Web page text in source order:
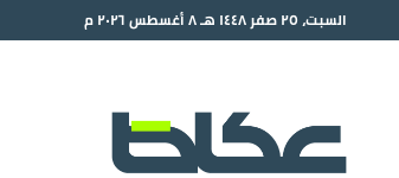
السبت، ٢٥ صفر ١٤٤٨ هـ ٨ أغسطس ٢٠٢٦ م